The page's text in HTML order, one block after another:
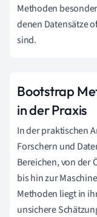
Methoden
denen Datensätze
sind.
Bootstrap
in der Praxis
In der praktischen
Forschern und
Bereichen, von der
bis hin zur
Methoden liegt in
unsichere